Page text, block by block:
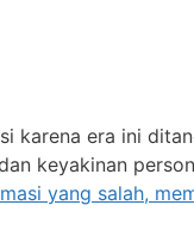
karena era ini
keyakinan
yang salah,